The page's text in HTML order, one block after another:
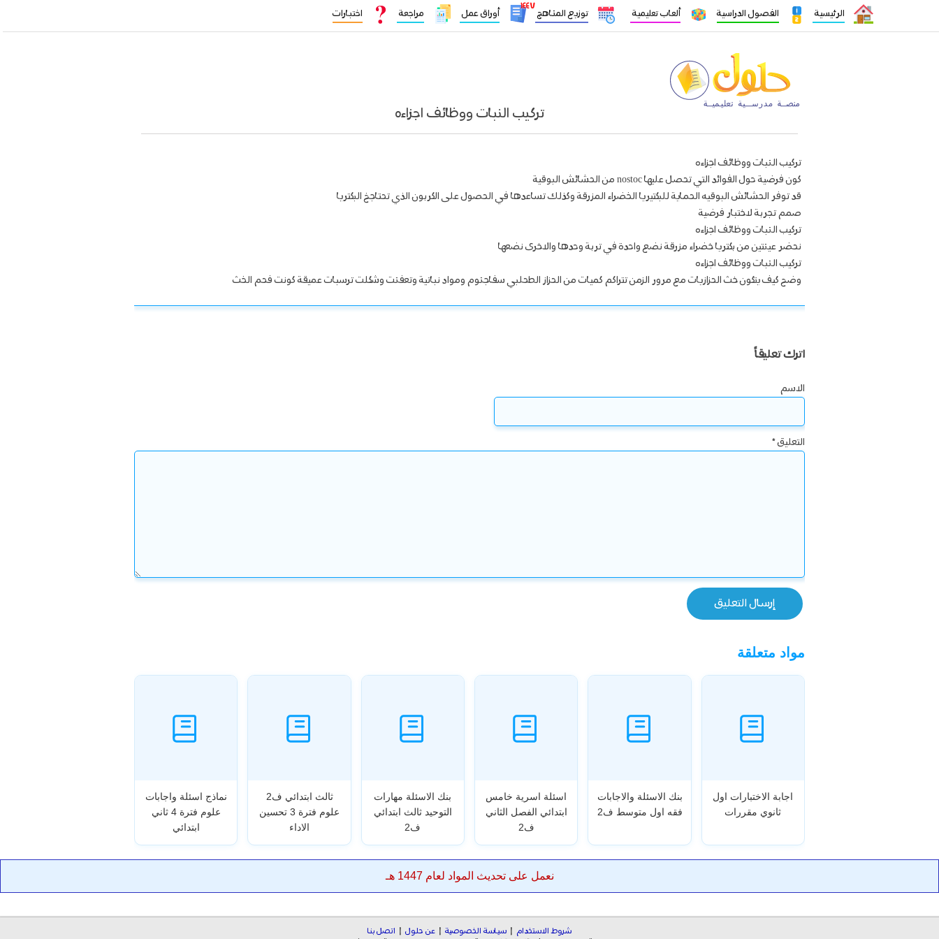
الرئيسية الفصول الدراسية ألعاب تعليمية توزيع المناهج
١٤٤٧
أوراق عمل مراجعة اختبارات
تركيب النبات ووظائف اجزاءه
تركيب النبات ووظائف اجزاءه
كون فرضية حول الفوائد التي تحصل عليها nostoc من الحشائش البوقية
قد توفر الحشائش البوقيه الحماية للبكتيريا الخضراء المزرقة وكذلك تساعدها في الحصول على الكربون الذي تحتاجخ البكتريا
صمم تجربة لاختبار فرضية
تركيب النبات ووظائف اجزاءه
نحضر عينتين من بكتريا خضراء مزرقة نضع واحدة في تربة وحدها والاخرى نضعها
تركيب النبات ووظائف اجزاءه
وضح كيف يتكون خث الحزازيات مع مرور الزمن تتراكم كميات من الحزاز الطحلبي سفاجنوم ومواد نباتية وتعفنت وشكلت ترسبات عميقة كونت فحم الخث
اترك تعليقاً
الاسم
التعليق*
مواد متعلقة
اجابة الاختبارات اول
ثانوي مقررات
بنك الاسئلة والاجابات
فقه اول متوسط ف2
اسئلة اسرية خامس
ابتدائي الفصل الثاني
ف2
بنك الاسئلة مهارات
التوحيد ثالث ابتدائي
ف2
ثالث ابتدائي ف2
علوم فترة 3 تحسين
الاداء
نماذج اسئلة واجابات
علوم فترة 4 ثاني
ابتدائي
نعمل على تحديث المواد لعام 1447 هـ
شروط الاستخدام | سياسة الخصوصية | عن حلول |
اتصل بنا